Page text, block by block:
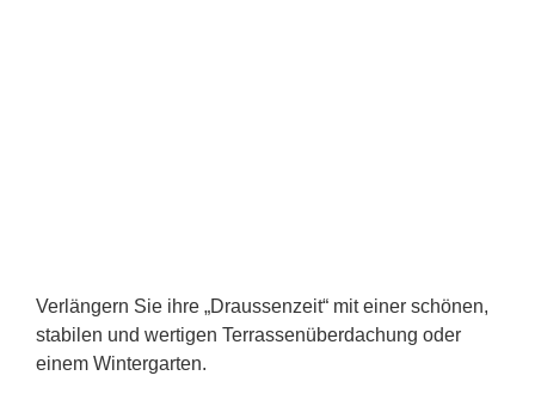
Verlängern Sie ihre „Draussenzeit“ mit einer schönen,
stabilen und wertigen Terrassenüberdachung oder
einem Wintergarten.